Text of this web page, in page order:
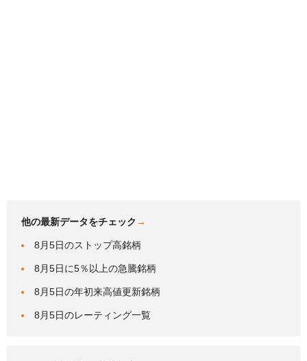
他の最新データをチェック →
8月5日のストップ高銘柄
8月5日に5％以上の急騰銘柄
8月5日の年初来高値更新銘柄
8月5日のレーティング一覧